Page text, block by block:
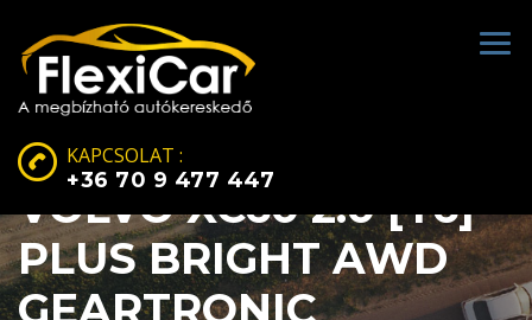
KAPCSOLAT :
+36 70 9 477 447
VOLVO XC60 2.0 [T6]
PLUS BRIGHT AWD
GEARTRONIC